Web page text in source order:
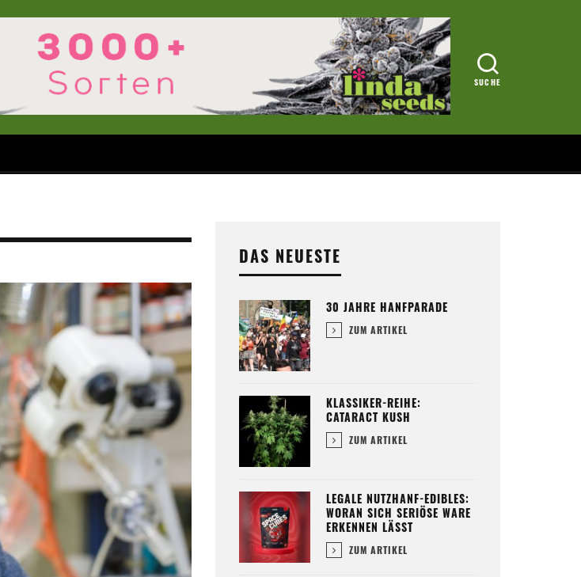
DAS NEUESTE
30 JAHRE HANFPARADE
ZUM ARTIKEL
KLASSIKER-REIHE:
CATARACT KUSH
ZUM ARTIKEL
LEGALE NUTZHANF-EDIBLES:
WORAN SICH SERIÖSE WARE
ERKENNEN LÄSST
ZUM ARTIKEL